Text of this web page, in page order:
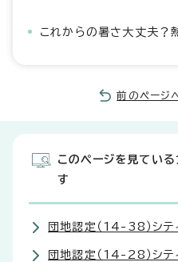
これからの暑さ大丈夫？
前のページ
このページを見てい
す
団地認定（14-38）シテ
団地認定（14-28）シテ